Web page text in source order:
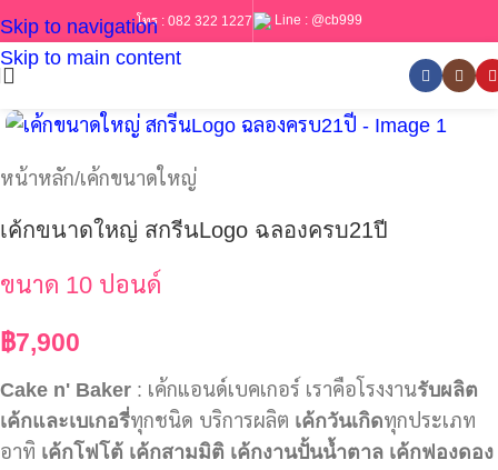
Skip to navigation
Skip to main content
โทร : 082 322 1227 Line : @cb999
หน้าหลัก/เค้กขนาดใหญ่
เค้กขนาดใหญ่ สกรีนLogo ฉลองครบ21ปี
ขนาด 10 ปอนด์
฿7,900
Cake n' Baker : เค้กแอนด์เบคเกอร์ เราคือโรงงานรับผลิต
เค้กและเบเกอรี่ทุกชนิด บริการผลิต เค้กวันเกิดทุกประเภท
อาทิ เค้กโฟโต้ เค้กสามมิติ เค้กงานปั้นน้ำตาล เค้กฟองดอง